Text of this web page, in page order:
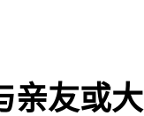
亲友或